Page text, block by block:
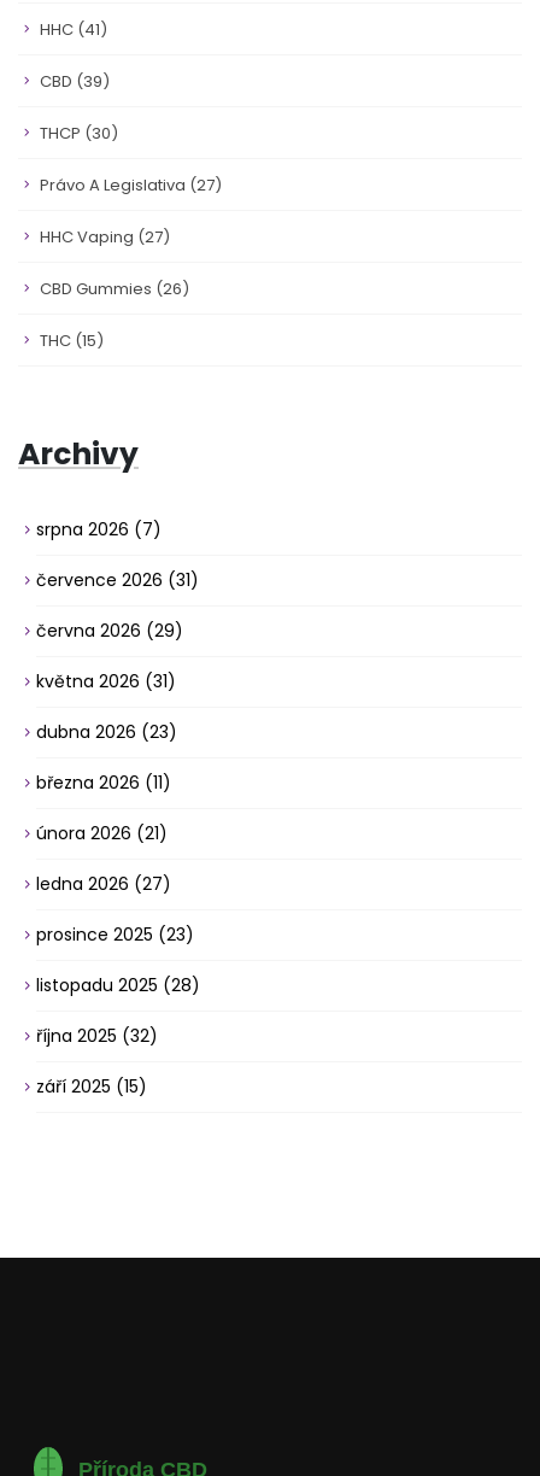
HHC (41)
CBD (39)
THCP (30)
Právo A Legislativa (27)
HHC Vaping (27)
CBD Gummies (26)
THC (15)
Archivy
srpna 2026 (7)
července 2026 (31)
června 2026 (29)
května 2026 (31)
dubna 2026 (23)
března 2026 (11)
února 2026 (21)
ledna 2026 (27)
prosince 2025 (23)
listopadu 2025 (28)
října 2025 (32)
září 2025 (15)